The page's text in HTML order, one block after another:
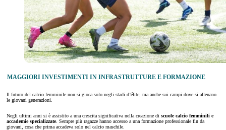
MAGGIORI INVESTIMENTI IN INFRASTRUTTURE E FORMAZIONE
Il futuro del calcio femminile non si gioca solo negli stadi d’élite, ma anche sui campi dove si allenano
le giovani generazioni.
Negli ultimi anni si è assistito a una crescita significativa nella creazione di scuole calcio femminili e
accademie specializzate. Sempre più ragazze hanno accesso a una formazione professionale fin da
giovani, cosa che prima accadeva solo nel calcio maschile.